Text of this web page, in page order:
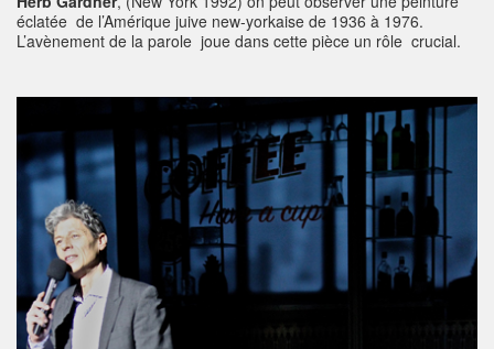
éclatée de l’Amérique juive new-yorkaise de 1936 à 1976.
L’avènement de la parole joue dans cette pièce un rôle crucial.